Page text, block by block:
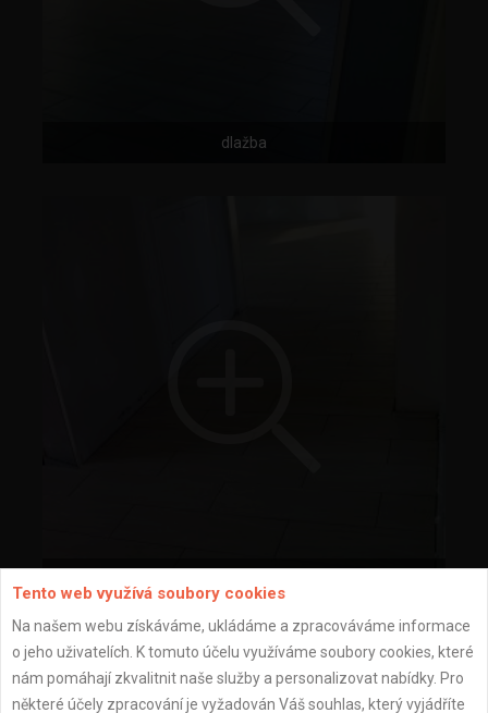
dlažba
Tento web využívá soubory cookies
Na našem webu získáváme, ukládáme a zpracováváme informace
o jeho uživatelích. K tomuto účelu využíváme soubory cookies, které
nám pomáhají zkvalitnit naše služby a personalizovat nabídky. Pro
některé účely zpracování je vyžadován Váš souhlas, který vyjádříte